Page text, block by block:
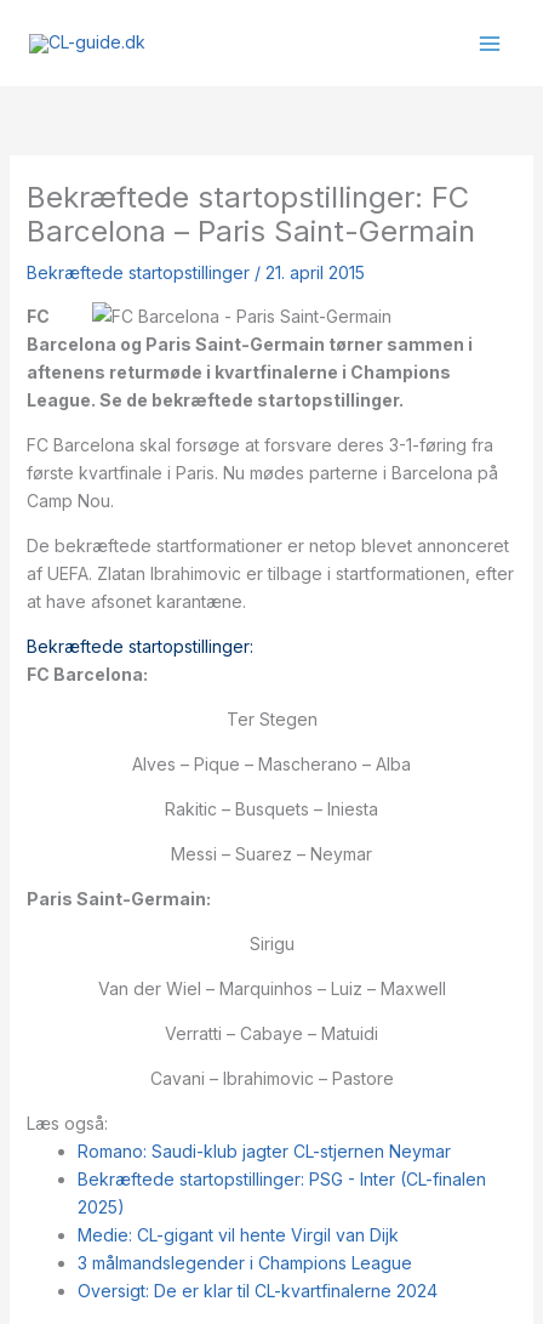
Bekræftede startopstillinger: FC
Barcelona – Paris Saint-Germain
Bekræftede startopstillinger/ 21. april 2015
FC
Barcelona og Paris Saint-Germain tørner sammen i
aftenens returmøde i kvartfinalerne i Champions
League. Se de bekræftede startopstillinger.
FC Barcelona skal forsøge at forsvare deres 3-1-føring fra
første kvartfinale i Paris. Nu mødes parterne i Barcelona på
Camp Nou.
De bekræftede startformationer er netop blevet annonceret
af UEFA. Zlatan Ibrahimovic er tilbage i startformationen, efter
at have afsonet karantæne.
Bekræftede startopstillinger:
FC Barcelona:
Ter Stegen
Alves – Pique – Mascherano – Alba
Rakitic – Busquets – Iniesta
Messi – Suarez – Neymar
Paris Saint-Germain:
Sirigu
Van der Wiel – Marquinhos – Luiz – Maxwell
Verratti – Cabaye – Matuidi
Cavani – Ibrahimovic – Pastore
Læs også:
Romano: Saudi-klub jagter CL-stjernen Neymar
Bekræftede startopstillinger: PSG - Inter (CL-finalen
2025)
Medie: CL-gigant vil hente Virgil van Dijk
3 målmandslegender i Champions League
Oversigt: De er klar til CL-kvartfinalerne 2024